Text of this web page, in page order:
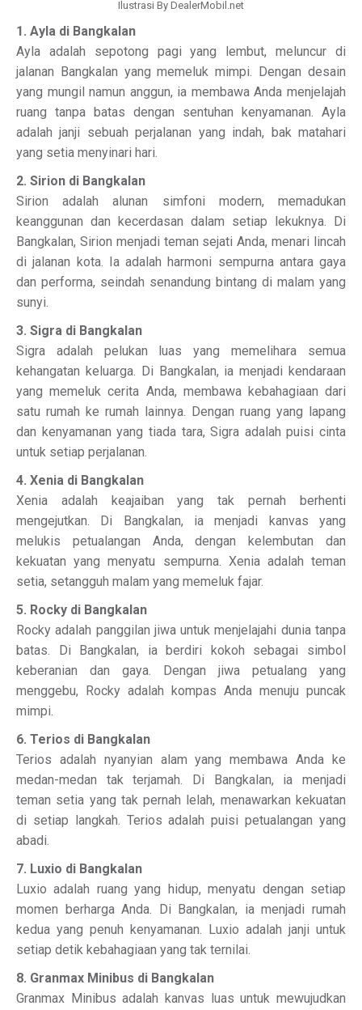
Ilustrasi By DealerMobil.net
1. Ayla di Bangkalan
Ayla adalah sepotong pagi yang lembut, meluncur di
jalanan Bangkalan yang memeluk mimpi. Dengan desain
yang mungil namun anggun, ia membawa Anda menjelajah
ruang tanpa batas dengan sentuhan kenyamanan. Ayla
adalah janji sebuah perjalanan yang indah, bak matahari
yang setia menyinari hari.
2. Sirion di Bangkalan
Sirion adalah alunan simfoni modern, memadukan
keanggunan dan kecerdasan dalam setiap lekuknya. Di
Bangkalan, Sirion menjadi teman sejati Anda, menari lincah
di jalanan kota. Ia adalah harmoni sempurna antara gaya
dan performa, seindah senandung bintang di malam yang
sunyi.
3. Sigra di Bangkalan
Sigra adalah pelukan luas yang memelihara semua
kehangatan keluarga. Di Bangkalan, ia menjadi kendaraan
yang memeluk cerita Anda, membawa kebahagiaan dari
satu rumah ke rumah lainnya. Dengan ruang yang lapang
dan kenyamanan yang tiada tara, Sigra adalah puisi cinta
untuk setiap perjalanan.
4. Xenia di Bangkalan
Xenia adalah keajaiban yang tak pernah berhenti
mengejutkan. Di Bangkalan, ia menjadi kanvas yang
melukis petualangan Anda, dengan kelembutan dan
kekuatan yang menyatu sempurna. Xenia adalah teman
setia, setangguh malam yang memeluk fajar.
5. Rocky di Bangkalan
Rocky adalah panggilan jiwa untuk menjelajahi dunia tanpa
batas. Di Bangkalan, ia berdiri kokoh sebagai simbol
keberanian dan gaya. Dengan jiwa petualang yang
menggebu, Rocky adalah kompas Anda menuju puncak
mimpi.
6. Terios di Bangkalan
Terios adalah nyanyian alam yang membawa Anda ke
medan-medan tak terjamah. Di Bangkalan, ia menjadi
teman setia yang tak pernah lelah, menawarkan kekuatan
di setiap langkah. Terios adalah puisi petualangan yang
abadi.
7. Luxio di Bangkalan
Luxio adalah ruang yang hidup, menyatu dengan setiap
momen berharga Anda. Di Bangkalan, ia menjadi rumah
kedua yang penuh kenyamanan. Luxio adalah janji untuk
setiap detik kebahagiaan yang tak ternilai.
8. Granmax Minibus di Bangkalan
Granmax Minibus adalah kanvas luas untuk mewujudkan